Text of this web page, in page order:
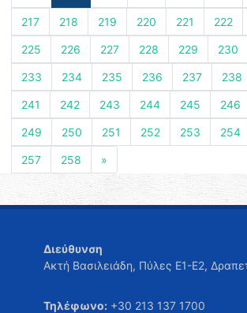
217 218 219 220 221 222
225 226 227 228 229 230
233 234 235 236 237 238
241 242 243 244 245 246
249 250 251 252 253 254
257 258 »
Διεύθυνση
Ακτή Βασιλειάδη, Πύλες Ε1-Ε2,
Τηλέφωνο: +30 213 137 1700